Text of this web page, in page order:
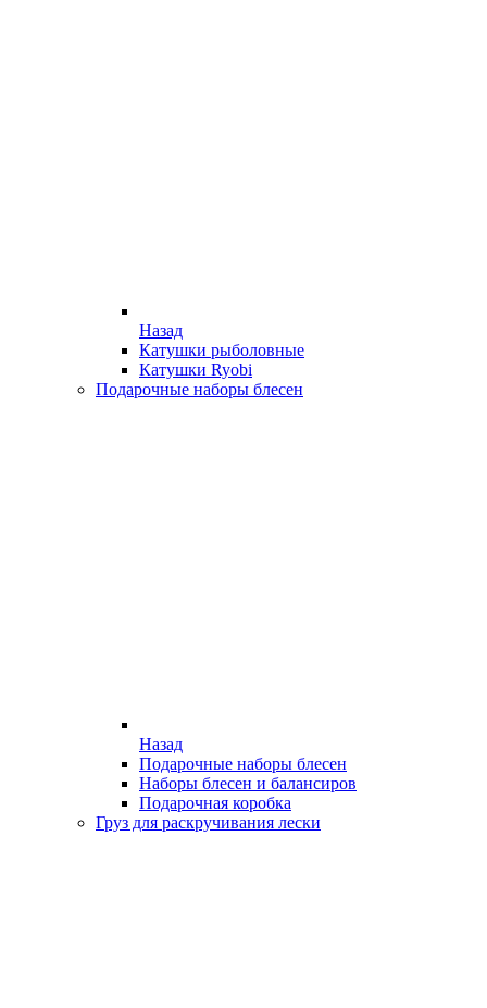
Назад
Катушки рыболовные
Катушки Ryobi
Подарочные наборы блесен
Назад
Подарочные наборы блесен
Наборы блесен и балансиров
Подарочная коробка
Груз для раскручивания лески